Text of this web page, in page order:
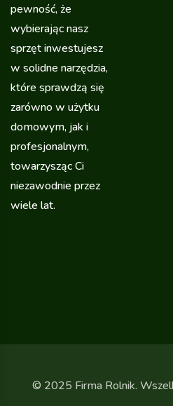
pewność, że
wybierając nasz
sprzęt inwestujesz
w solidne narzędzia,
które sprawdzą się
zarówno w użytku
domowym, jak i
profesjonalnym,
towarzysząc Ci
niezawodnie przez
wiele lat.
© 2025 Firma Rolnik.